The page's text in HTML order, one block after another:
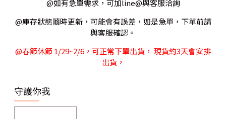
@如有急單需求，可加line@與客服洽詢
@庫存狀態隨時更新，可能會有誤差，如是急單，下單前請
與客服確認。
@春節休節 1/29~2/6，可正常下單出貨， 現貨約3天會安排
出貨，
守護你我